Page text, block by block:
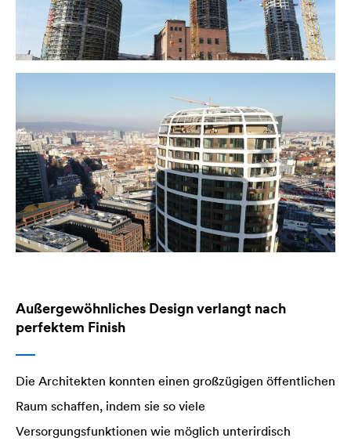
Außergewöhnliches Design verlangt nach
perfektem Finish
Die Architekten konnten einen großzügigen öffentlichen
Raum schaffen, indem sie so viele
Versorgungsfunktionen wie möglich unterirdisch